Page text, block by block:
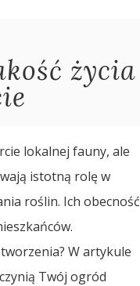
życia
lokalnej fauny, ale
istotną rolę w
roślin. Ich obecność
W artykule
Twój ogród